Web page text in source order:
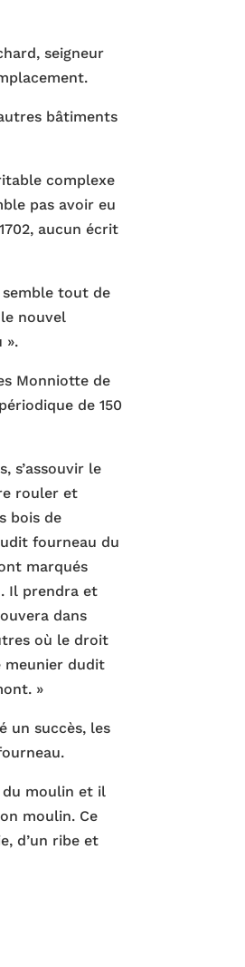
seigneur
bâtiments
complexe
pas avoir eu
aucun écrit
tout de
nouvel
».
Monniotte de
de 150
s’assouvir le
rouler et
bois de
fourneau du
marqués
Il prendra et
dans
où le droit
meunier dudit
»
un succès, les
du moulin et il
moulin. Ce
d’un ribe et